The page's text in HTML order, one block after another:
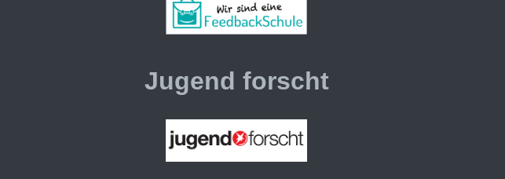
Jugend forscht